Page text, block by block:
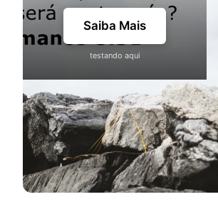
Saiba Mais
testando aqui